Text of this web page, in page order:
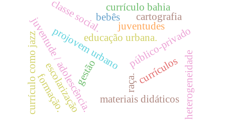
currículos
projovem urbano
juventude / adolescência. educação urbana.
c
l
a
s
s
e
s
o
c
i
a
l
.
raça.
gestão
juventudes
escolarização heterogeneidade
materiais didáticos
público-privado
formação.
bebês cartografia
currículo bahia
currículo como jazz